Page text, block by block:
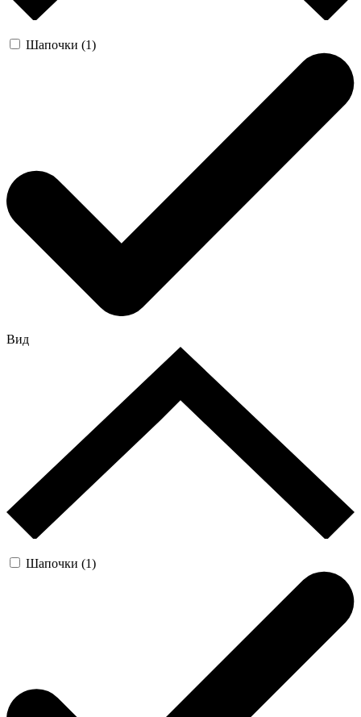
Шапочки (1)
Вид
Шапочки (1)